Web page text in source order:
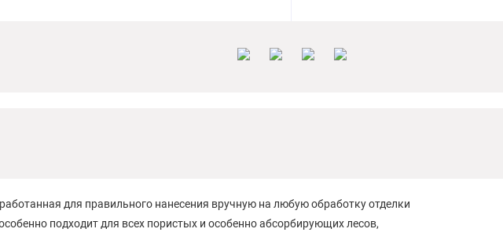
для правильного нанесения вручную на любую обработку отделки
подходит для всех пористых и особенно абсорбирующих лесов,